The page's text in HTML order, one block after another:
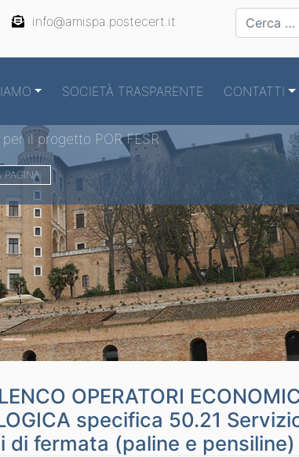
info@amispa.postecert.it Cerca
SOCIETÀ TRASPARENTE CONTATTI
il progetto POR FESR
PAGINA
OPERATORI
specifica 50.21
di fermata (paline e pensiline)